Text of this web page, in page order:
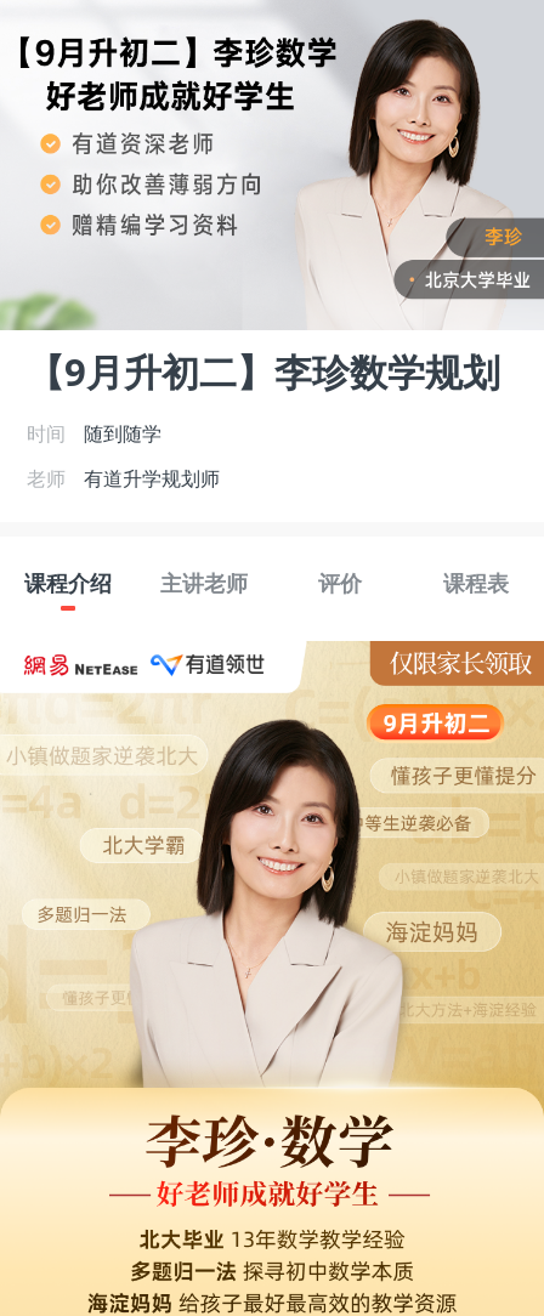
【9月升初二】李珍数学规划
时间
随到随学
老师
有道升学规划师
课程介绍 主讲老师 评价 课程表